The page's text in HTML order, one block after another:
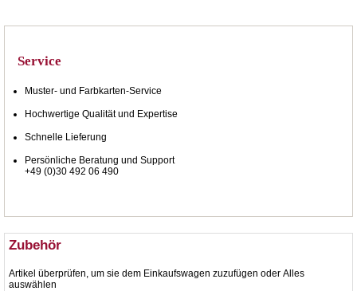
Service
Muster- und Farbkarten-Service
Hochwertige Qualität und Expertise
Schnelle Lieferung
Persönliche Beratung und Support
+49 (0)30 492 06 490
Zubehör
Artikel überprüfen, um sie dem Einkaufswagen zuzufügen oder Alles
auswählen